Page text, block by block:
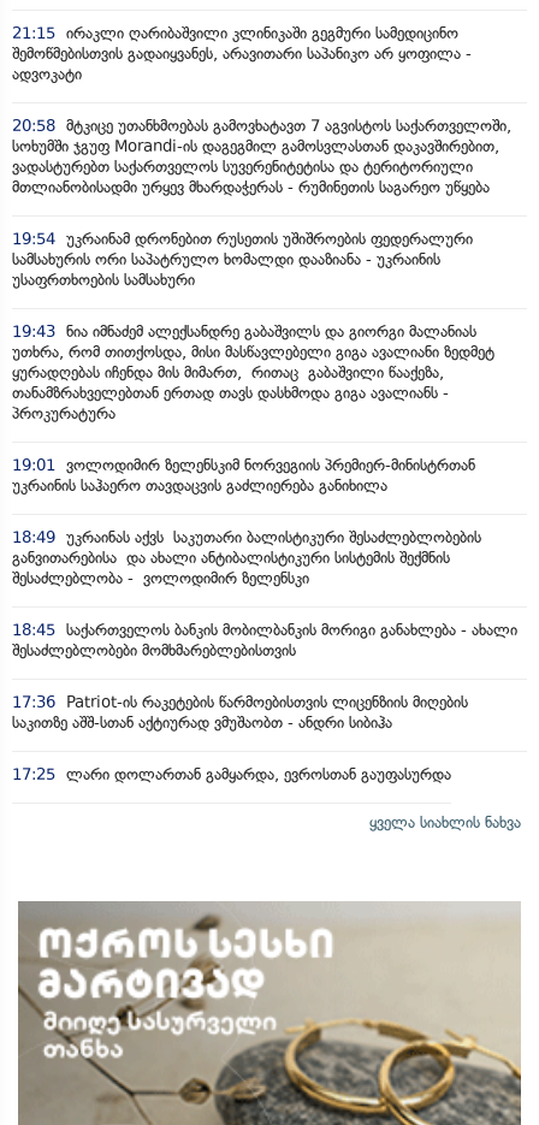
21:15 ირაკლი ღარიბაშვილი კლინიკაში გეგმური სამედიცინო
შემოწმებისთვის გადაიყვანეს, არავითარი საპანიკო არ ყოფილა -
ადვოკატი
20:58 მტკიცე უთანხმოებას გამოვხატავთ 7 აგვისტოს საქართველოში,
სოხუმში ჯგუფ Morandi-ის დაგეგმილ გამოსვლასთან დაკავშირებით,
ვადასტურებთ საქართველოს სუვერენიტეტისა და ტერიტორიული
მთლიანობისადმი ურყევ მხარდაჭერას - რუმინეთის საგარეო უწყება
19:54 უკრაინამ დრონებით რუსეთის უშიშროების ფედერალური
სამსახურის ორი საპატრულო ხომალდი დააზიანა - უკრაინის
უსაფრთხოების სამსახური
19:43 ნია იმნაძემ ალექსანდრე გაბაშვილს და გიორგი მალანიას
უთხრა, რომ თითქოსდა, მისი მასწავლებელი გიგა ავალიანი ზედმეტ
ყურადღებას იჩენდა მის მიმართ, რითაც გაბაშვილი წააქეზა,
თანამზრახველებთან ერთად თავს დასხმოდა გიგა ავალიანს -
პროკურატურა
19:01 ვოლოდიმირ ზელენსკიმ ნორვეგიის პრემიერ-მინისტრთან
უკრაინის საჰაერო თავდაცვის გაძლიერება განიხილა
18:49 უკრაინას აქვს საკუთარი ბალისტიკური შესაძლებლობების
განვითარებისა და ახალი ანტიბალისტიკური სისტემის შექმნის
შესაძლებლობა - ვოლოდიმირ ზელენსკი
18:45 საქართველოს ბანკის მობილბანკის მორიგი განახლება - ახალი
შესაძლებლობები მომხმარებლებისთვის
17:36
Patriot-ის რაკეტების წარმოებისთვის ლიცენზიის მიღების
საკითზე აშშ-სთან აქტიურად ვმუშაობთ - ანდრი სიბიჰა
17:25 ლარი დოლართან გამყარდა, ევროსთან გაუფასურდა
ყველა სიახლის ნახვა